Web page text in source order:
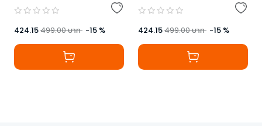
424.15499.00บาท -15 % 424.15499.00บาท -15 %